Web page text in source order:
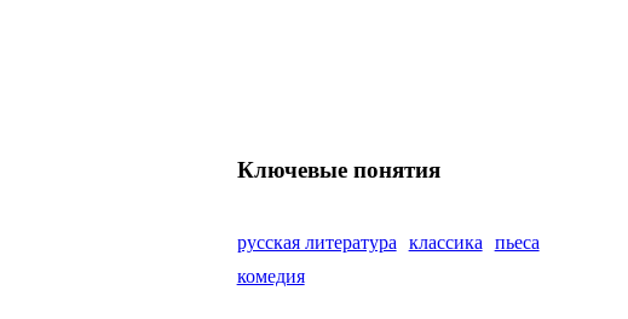
Ключевые понятия
русская литература классика
пьеса
комедия